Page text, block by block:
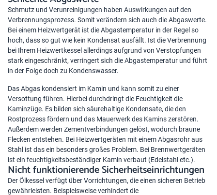
Schmutz und Verunreinigungen haben Auswirkungen auf den
Verbrennungsprozess. Somit verändern sich auch die Abgaswerte.
Bei einem Heizwertgerät ist die Abgastemperatur in der Regel so
hoch, dass so gut wie kein Kondensat ausfällt. Ist die Verbrennung
bei Ihrem Heizwertkessel allerdings aufgrund von Verstopfungen
stark eingeschränkt, verringert sich die Abgastemperatur und führt
in der Folge doch zu Kondenswasser.
Das Abgas kondensiert im Kamin und kann somit zu einer
Versottung führen. Hierbei durchdringt die Feuchtigkeit die
Kaminzüge. Es bilden sich säurehaltige Kondensate, die den
Rostprozess fördern und das Mauerwerk des Kamins zerstören.
Außerdem werden Zementverbindungen gelöst, wodurch braune
Flecken entstehen. Bei Heizwertgeräten mit einem Abgasrohr aus
Stahl ist das ein besonders großes Problem. Bei Brennwertgeräten
ist ein feuchtigkeitsbeständiger Kamin verbaut (Edelstahl etc.).
Nicht funktionierende Sicherheitseinrichtungen
Der Ölkessel verfügt über Vorrichtungen, die einen sicheren Betrieb
gewährleisten. Beispielsweise verhindert die